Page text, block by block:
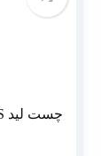
چست لید BSS